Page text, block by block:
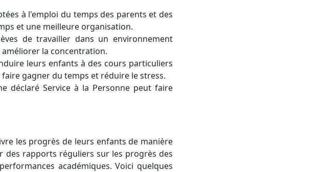
à l'emploi du temps des parents et des
et une meilleure organisation.
de travailler dans un environnement
la concentration.
leurs enfants à des cours particuliers
gagner du temps et réduire le stress.
déclaré Service à la Personne peut faire
les progrès de leurs enfants de manière
rapports réguliers sur les progrès des
académiques. Voici quelques